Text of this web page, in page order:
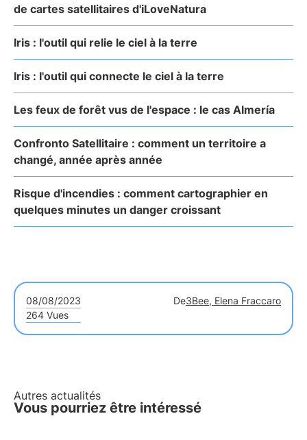
de cartes satellitaires d'iLoveNatura
Iris : l'outil qui relie le ciel à la terre
Iris : l'outil qui connecte le ciel à la terre
Les feux de forêt vus de l'espace : le cas Almería
Confronto Satellitaire : comment un territoire a
changé, année après année
Risque d'incendies : comment cartographier en
quelques minutes un danger croissant
08/08/2023 De3Bee, Elena Fraccaro
264 Vues
Autres actualités
Vous pourriez être intéressé